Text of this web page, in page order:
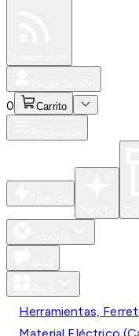
0 Carrito
Herramientas,